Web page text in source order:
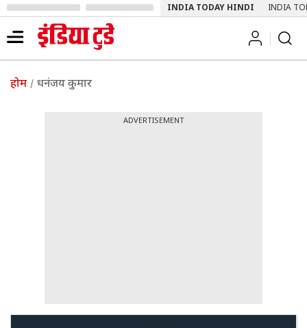
INDIA TODAY HINDI INDIA
होम धनंजय कुमार
ADVERTISEMENT